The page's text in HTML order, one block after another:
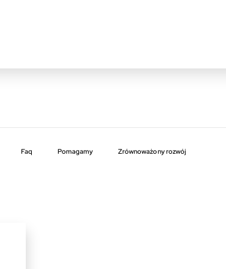
faq pomagamy zrównoważony rozwój